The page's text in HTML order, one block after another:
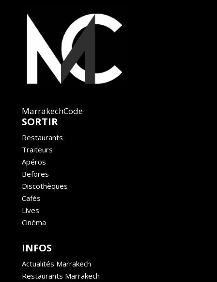
MarrakechCode
SORTIR
Restaurants
Traiteurs
Apéros
Befores
Discothèques
Cafés
Lives
Cinéma
INFOS
Actualités Marrakech
Restaurants Marrakech